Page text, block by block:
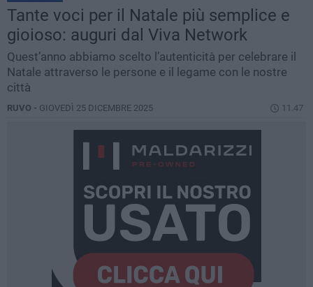
Tante voci per il Natale più semplice e
gioioso: auguri dal Viva Network
Quest’anno abbiamo scelto l’autenticità per celebrare il
Natale attraverso le persone e il legame con le nostre
città
RUVO - GIOVEDÌ 25 DICEMBRE 2025 11.47